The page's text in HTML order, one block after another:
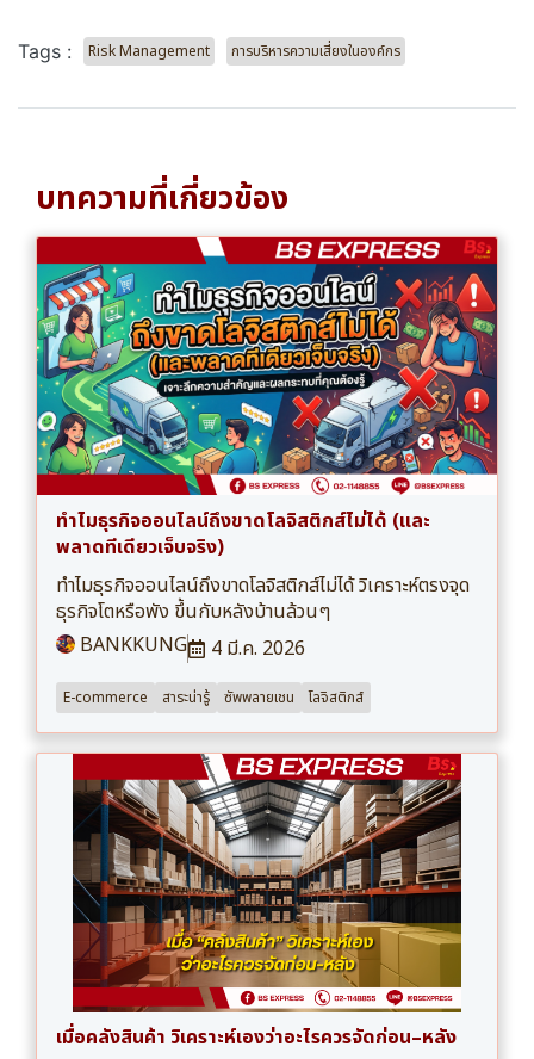
Tags : Risk Management การบริหารความเสี่ยงในองค์กร
บทความที่เกี่ยวข้อง
ทำไมธุรกิจออนไลน์ถึงขาดโลจิสติกส์ไม่ได้ (และ
พลาดทีเดียวเจ็บจริง)
ทำไมธุรกิจออนไลน์ถึงขาดโลจิสติกส์ไม่ได้ วิเคราะห์ตรงจุด
ธุรกิจโตหรือพัง ขึ้นกับหลังบ้านล้วนๆ
BANKKUNG
4 มี.ค. 2026
E-commerce สาระน่ารู้ ซัพพลายเชน โลจิสติกส์
เมื่อคลังสินค้า วิเคราะห์เองว่าอะไรควรจัดก่อน–หลัง